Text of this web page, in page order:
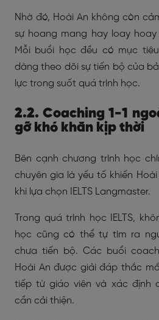
Nhờ đó, Hoài An không còn
sự hoang mang hay loay
Mỗi buổi học đều có mục
dàng theo dõi sự tiến bộ của
lực trong suốt quá trình học.
2.2. Coaching 1-1
gỡ khó khăn kịp thời
Bên cạnh chương trình học
chuyên gia là yếu tố khiến
khi lựa chọn IELTS Langmaster.
Trong quá trình học IELTS,
học cũng có thể tự tìm ra
chưa tiến bộ. Các buổi
Hoài An được giải đáp thắc
tiếp từ giáo viên và xác định
cần cải thiện.